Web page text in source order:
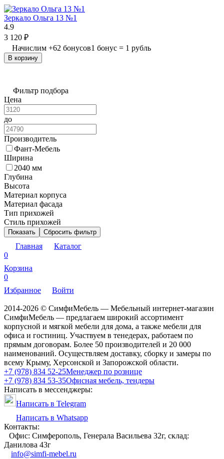
Зеркало Ольга 13 №1
4.9
3 120 ₽
Начислим +62 бонусов1 бонус = 1 рубль
В корзину
Фильтр подбора
Цена
до
Производитель
Фант-Мебель
Ширина
2040 мм
Глубина
Высота
Материал корпуса
Материал фасада
Тип прихожей
Стиль прихожей
Показать Сбросить фильтр
Главная
Каталог
0
Корзина
0
Избранное
Войти
2014-2026 © СимфиМебель — Мебельный интернет-магазин
СимфиМебель — предлагаем широкий ассортимент
корпусной и мягкой мебели для дома, а также мебели для
офиса и гостиниц. Участвуем в тенедерах, работаем по
прямым договорам. Более 50 производителей и 20 000
наименований. Осуществляем доставку, сборку и замеры по
всему Крыму, Херсонской и Запорожской области.
+7 (978) 834 52-25Менеджер по рознице
+7 (978) 834 53-35Офисная мебель, тендеры
Написать в мессенджеры:
Написать в Telegram
Написать в Whatsapp
Контакты:
Офис: Симферополь, Генерала Васильева 32г, склад:
Данилова 43г
info@simfi-mebel.ru